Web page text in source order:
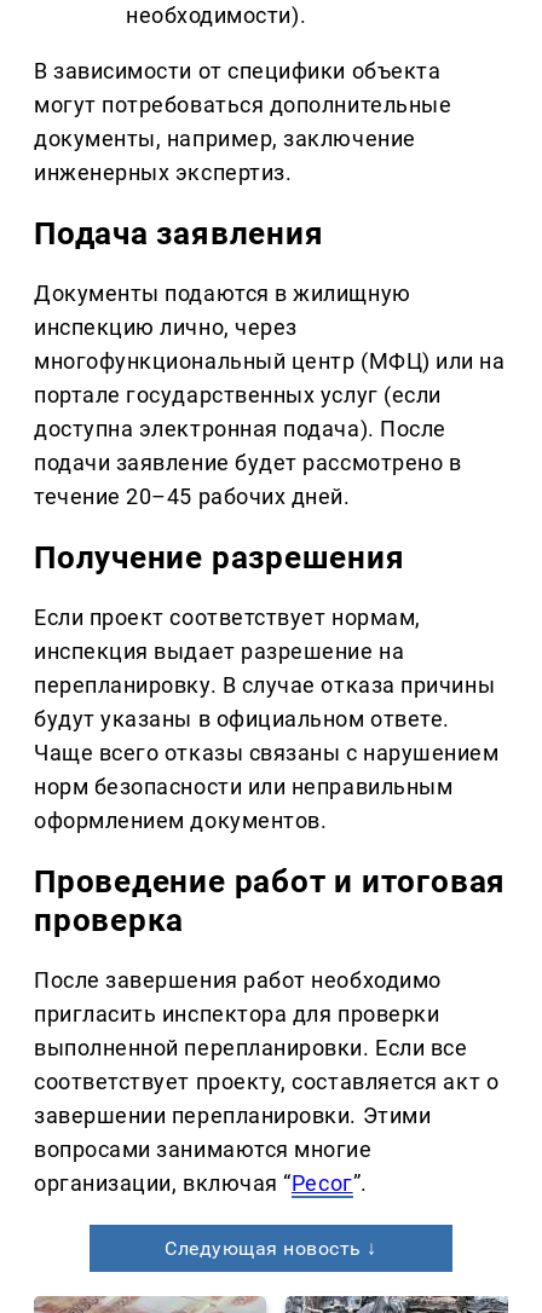
необходимости).
В зависимости от специфики объекта
могут потребоваться дополнительные
документы, например, заключение
инженерных экспертиз.
Подача заявления
Документы подаются в жилищную
инспекцию лично, через
многофункциональный центр (МФЦ) или на
портале государственных услуг (если
доступна электронная подача). После
подачи заявление будет рассмотрено в
течение 20–45 рабочих дней.
Получение разрешения
Если проект соответствует нормам,
инспекция выдает разрешение на
перепланировку. В случае отказа причины
будут указаны в официальном ответе.
Чаще всего отказы связаны с нарушением
норм безопасности или неправильным
оформлением документов.
Проведение работ и итоговая
проверка
После завершения работ необходимо
пригласить инспектора для проверки
выполненной перепланировки. Если все
соответствует проекту, составляется акт о
завершении перепланировки. Этими
вопросами занимаются многие
организации, включая “Ресог”.
Следующая новость ↓